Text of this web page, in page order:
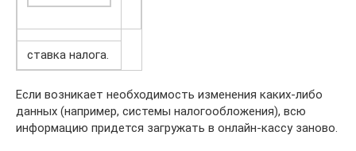
ставка налога.
Если возникает необходимость изменения каких-либо
данных (например, системы налогообложения), всю
информацию придется загружать в онлайн-кассу заново.